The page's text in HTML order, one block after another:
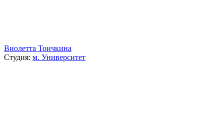
Виолетта Тоичкина
Студия: м. Университет